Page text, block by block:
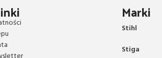
Marki
Stihl
Stiga